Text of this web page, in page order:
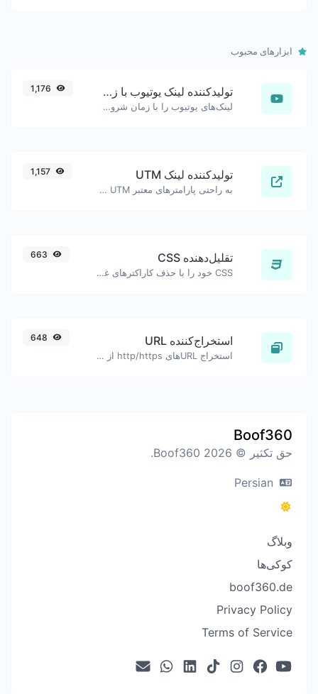
ابزارهای محبوب
تولیدکننده لینک یوتیوب با زمان‌بندی دقیق
لینک‌های یوتیوب را با زمان شروع دقیق تولید کنید، مفید برای کاربران موبایل.
تولیدکننده لینک UTM
به راحتی پارامترهای معتبر UTM را اضافه کرده و یک لینک قابل پیگیری UTM تولید کنید.
تقلیل‌دهنده CSS
CSS خود را با حذف کاراکترهای غیر ضروری کوچک کنید.
استخراج‌کننده URL
استخراج URL‌های http/https از هر نوع محتوای متنی.
Boof360
حق تکثیر © 2026 Boof360.
وبلاگ
کوکی‌ها
boof360.de
Privacy Policy
Terms of Service